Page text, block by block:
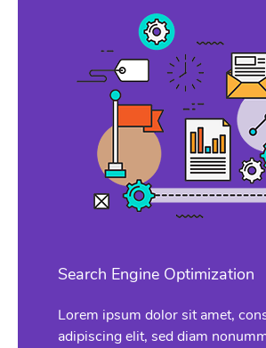
Search Engine Optimization
Lorem ipsum dolor sit amet,
adipiscing elit, sed diam